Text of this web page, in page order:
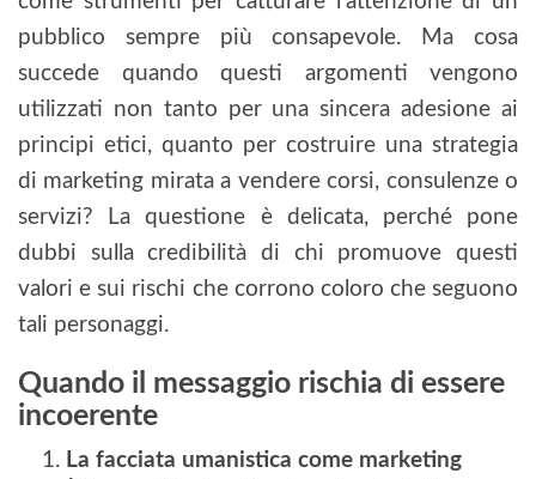
pubblico sempre più consapevole. Ma cosa
succede quando questi argomenti vengono
utilizzati non tanto per una sincera adesione ai
principi etici, quanto per costruire una strategia
di marketing mirata a vendere corsi, consulenze o
servizi? La questione è delicata, perché pone
dubbi sulla credibilità di chi promuove questi
valori e sui rischi che corrono coloro che seguono
tali personaggi.
Quando il messaggio rischia di essere
incoerente
La facciata umanistica come marketing